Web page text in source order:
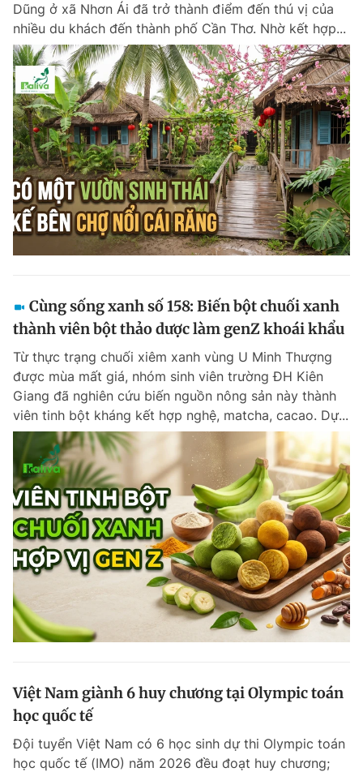
Đọc Thanh Niên trên điện thoại
Theo dõi báo trên
Hotline
0906 645 777
Liên hệ quảng cáo
0908 780 404
Đặt báo Quảng cáo RSS Tòa soạn Chính sách bảo
Tổng biên tập: Nguyễn Ngọc Toàn
Tổng thư ký tòa soạn: Đức Trung
Giấy phép xuất bản số 110/GP - BTTTT cấp ngày 24.3.2020
© 2003-2026 Bản quyền thuộc về Báo Thanh Niên. Cấm sao chép
dưới mọi hình thức nếu không có sự chấp thuận bằng văn bản.
Phát triển bởi ePi Technologies, JSC.
Dũng ở xã Nhơn Ái đã trở thành điểm đến thú vị của
nhiều du khách đến thành phố Cần Thơ. Nhờ kết hợp...
Cùng sống xanh số 158: Biến bột chuối xanh
thành viên bột thảo dược làm genZ khoái khẩu
Từ thực trạng chuối xiêm xanh vùng U Minh Thượng
được mùa mất giá, nhóm sinh viên trường ĐH Kiên
Giang đã nghiên cứu biến nguồn nông sản này thành
viên tinh bột kháng kết hợp nghệ, matcha, cacao. Dự...
Việt Nam giành 6 huy chương tại Olympic toán
học quốc tế
Đội tuyển Việt Nam có 6 học sinh dự thi Olympic toán
học quốc tế (IMO) năm 2026 đều đoạt huy chương;